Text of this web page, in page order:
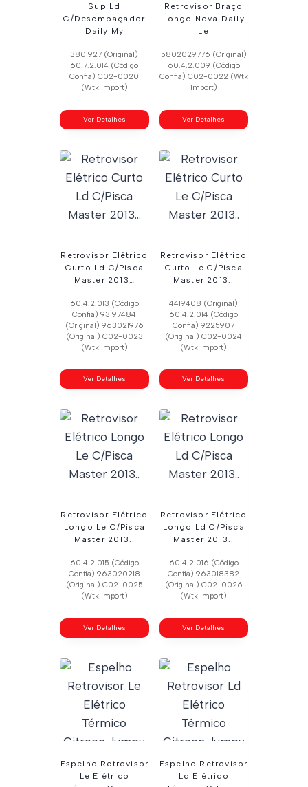
Sup Ld
C/Desembaçador
Daily My
3801927 (Original)
60.7.2.014 (Código
Confia) C02-0020
(Wtk Import)
Ver Detalhes
Retrovisor Braço
Longo Nova Daily
Le
5802029776 (Original)
60.4.2.009 (Código
Confia) C02-0022 (Wtk
Import)
Ver Detalhes
Retrovisor Elétrico
Curto Ld C/Pisca
Master 2013…
60.4.2.013 (Código
Confia) 93197484
(Original) 963021976
(Original) C02-0023
(Wtk Import)
Ver Detalhes
Retrovisor Elétrico
Curto Le C/Pisca
Master 2013..
4419408 (Original)
60.4.2.014 (Código
Confia) 9225907
(Original) C02-0024
(Wtk Import)
Ver Detalhes
Retrovisor Elétrico
Longo Le C/Pisca
Master 2013..
60.4.2.015 (Código
Confia) 963020218
(Original) C02-0025
(Wtk Import)
Ver Detalhes
Retrovisor Elétrico
Longo Ld C/Pisca
Master 2013..
60.4.2.016 (Código
Confia) 963018382
(Original) C02-0026
(Wtk Import)
Ver Detalhes
Espelho Retrovisor
Le Elétrico
Espelho Retrovisor
Ld Elétrico